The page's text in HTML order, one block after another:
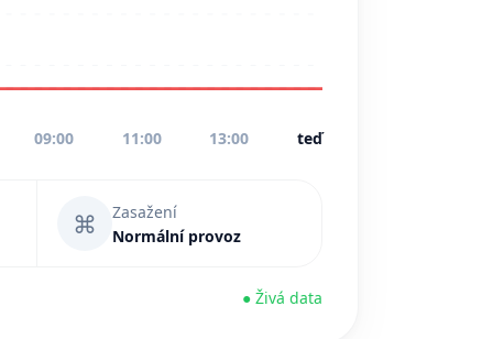
09:00 11:00 13:00 teď
⌘
Zasažení
Normální provoz
● Živá data